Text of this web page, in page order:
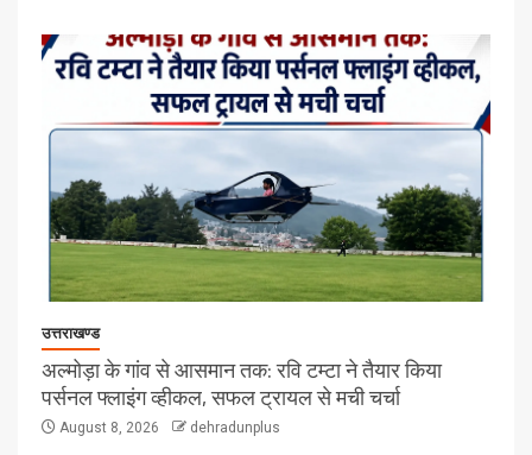
उत्तराखण्ड
अल्मोड़ा के गांव से आसमान तक: रवि टम्टा ने तैयार किया
पर्सनल फ्लाइंग व्हीकल, सफल ट्रायल से मची चर्चा
August 8, 2026 dehradunplus